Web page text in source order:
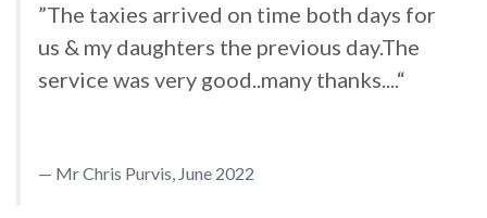
”The taxies arrived on time both days for
us & my daughters the previous day.The
service was very good..many thanks....“
Mr Chris Purvis, June 2022